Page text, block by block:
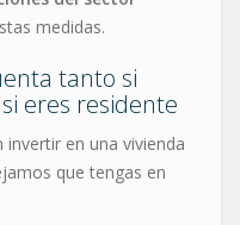
medidas.
tanto si
eres residente
en una vivienda
que tengas en